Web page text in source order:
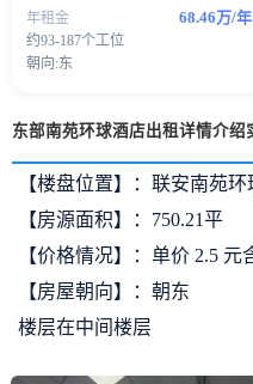
年租金 68.46万/年
约93-187个工位
朝向:东
东部南苑环球酒店出租详情介绍
【楼盘位置】：联安南苑
【房源面积】：750.21平
【价格情况】：单价 2.5 元
【房屋朝向】：朝东
楼层在中间楼层